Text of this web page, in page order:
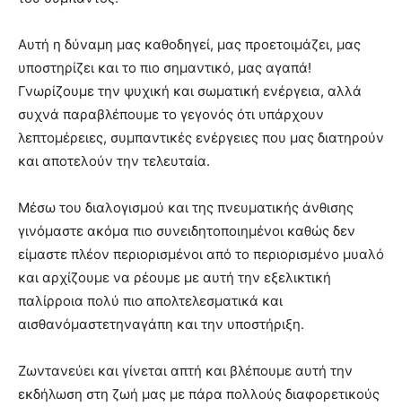
Αυτή η δύναμη μας καθοδηγεί, μας προετοιμάζει, μας
υποστηρίζει και το πιο σημαντικό, μας αγαπά!
Γνωρίζουμε την ψυχική και σωματική ενέργεια, αλλά
συχνά παραβλέπουμε το γεγονός ότι υπάρχουν
λεπτομέρειες, συμπαντικές ενέργειες που μας διατηρούν
και αποτελούν την τελευταία.
Μέσω του διαλογισμού και της πνευματικής άνθισης
γινόμαστε ακόμα πιο συνειδητοποιημένοι καθώς δεν
είμαστε πλέον περιορισμένοι από το περιορισμένο μυαλό
και αρχίζουμε να ρέουμε με αυτή την εξελικτική
παλίρροια πολύ πιο απολτελεσματικά και
αισθανόμαστετηναγάπη και την υποστήριξη.
Ζωντανεύει και γίνεται απτή και βλέπουμε αυτή την
εκδήλωση στη ζωή μας με πάρα πολλούς διαφορετικούς